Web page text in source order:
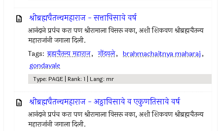
श्रीब्रह्मचैतन्यमहाराज - सत्ताविसावे वर्ष
आनंदाने प्रपंच करा पण श्रीरामाला विसरू नका, अशी शिकवण श्रीब्रह्मचैतन्य
महाराजांनी जगाला दिली.
Tags: ब्रह्मचैतन्य महाराज, गोंदवले, brahmachaitnya maharaj,
gondavale
Type: PAGE | Rank: 1 | Lang: mr
श्रीब्रह्मचैतन्यमहाराज - अठ्ठाविसावे व एकुणतिसावे वर्ष
आनंदाने प्रपंच करा पण श्रीरामाला विसरू नका, अशी शिकवण श्रीब्रह्मचैतन्य
महाराजांनी जगाला दिली.